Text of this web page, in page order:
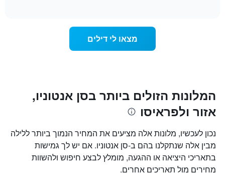
מחיר
החדר
הממוצע
שנמצא
בשלושת
הימים
האחרונים
לפי
דירוג
כוכבים
התרשים
כולל1
ציר
X
המציגים
קטגוריות
מצאו לי דילים
המלונות הזולים ביותר בסן אנטוניו,
אזור ולפראיסו
נכון לעכשיו, מלונות אלה מציעים את המחיר הנמוך ביותר ללילה
מבין אלה שנתקלנו בהם ב-סן אנטוניו. אם יש לך גמישות
בתאריכי היציאה או ההגעה, מומלץ לבצע חיפוש ולהשוות
מחירים מול תאריכים אחרים.